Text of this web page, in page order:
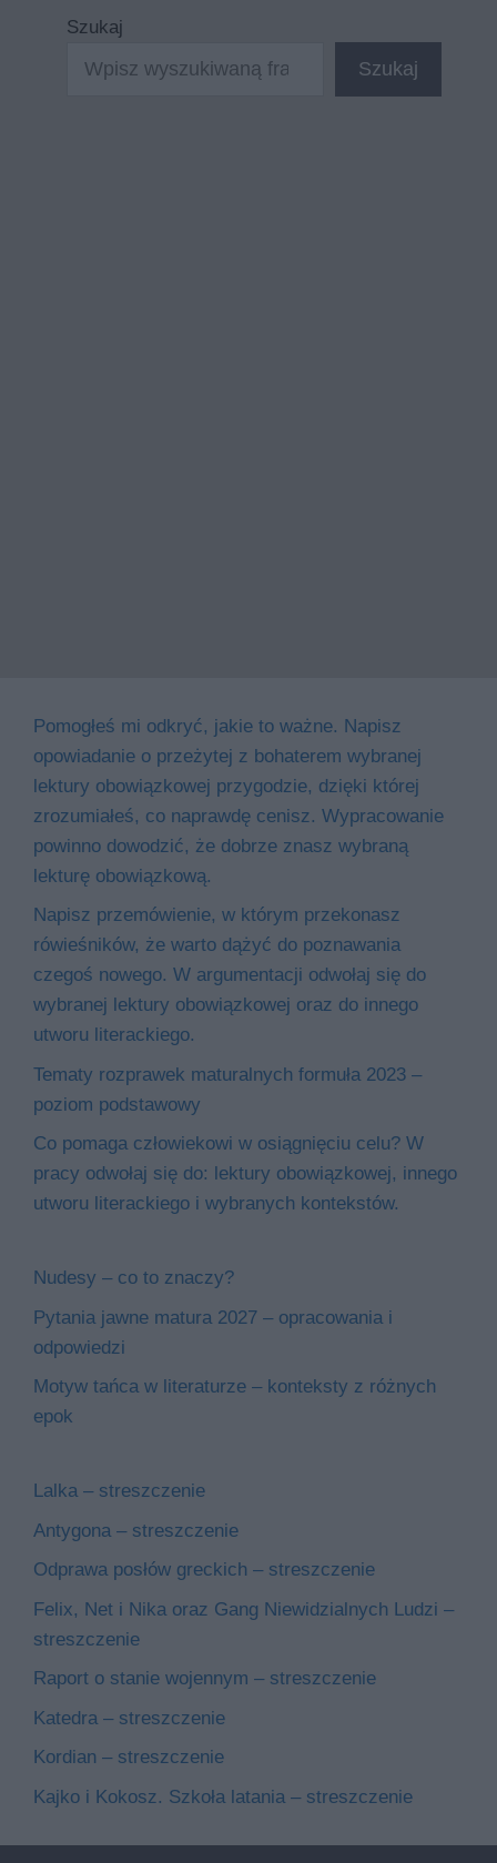
Szukaj
Szukaj
Pomogłeś mi odkryć, jakie to ważne. Napisz
opowiadanie o przeżytej z bohaterem wybranej
lektury obowiązkowej przygodzie, dzięki której
zrozumiałeś, co naprawdę cenisz. Wypracowanie
powinno dowodzić, że dobrze znasz wybraną
lekturę obowiązkową.
Napisz przemówienie, w którym przekonasz
rówieśników, że warto dążyć do poznawania
czegoś nowego. W argumentacji odwołaj się do
wybranej lektury obowiązkowej oraz do innego
utworu literackiego.
Tematy rozprawek maturalnych formuła 2023 –
poziom podstawowy
Co pomaga człowiekowi w osiągnięciu celu? W
pracy odwołaj się do: lektury obowiązkowej, innego
utworu literackiego i wybranych kontekstów.
Nudesy – co to znaczy?
Pytania jawne matura 2027 – opracowania i
odpowiedzi
Motyw tańca w literaturze – konteksty z różnych
epok
Lalka – streszczenie
Antygona – streszczenie
Odprawa posłów greckich – streszczenie
Felix, Net i Nika oraz Gang Niewidzialnych Ludzi –
streszczenie
Raport o stanie wojennym – streszczenie
Katedra – streszczenie
Kordian – streszczenie
Kajko i Kokosz. Szkoła latania – streszczenie